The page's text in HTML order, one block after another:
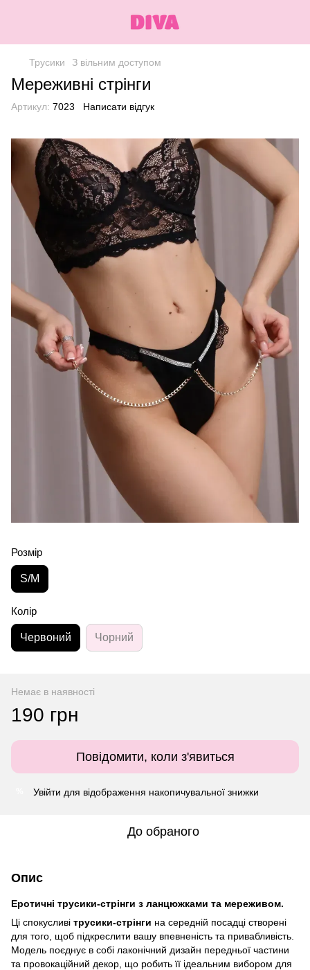
Трусики З вільним доступом
Мереживні стрінги
Артикул: 7023 Написати відгук
Розмір
S/M
Колір
Червоний Чорний
Немає в наявності
190 грн
Повідомити, коли з'явиться
Увійти для відображення накопичувальної знижки
До обраного
Опис
Еротичні трусики-стрінги з ланцюжками та мереживом.
Ці спокусливі трусики-стрінги на середній посадці створені
для того, щоб підкреслити вашу впевненість та привабливість.
Модель поєднує в собі лаконічний дизайн передньої частини
та провокаційний декор, що робить її ідеальним вибором для